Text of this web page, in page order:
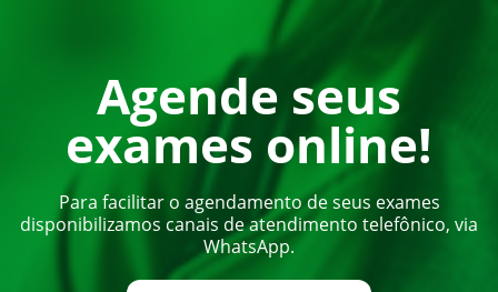
Agende seus
exames online!
Para facilitar o agendamento de seus exames
disponibilizamos canais de atendimento telefônico, via
WhatsApp.